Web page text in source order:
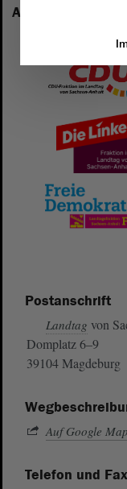
Anhalt vertreten:
Postanschrift
Landtag von
Domplatz 6–9
39104 Magdeburg
Auf Google
Telefon und Fax